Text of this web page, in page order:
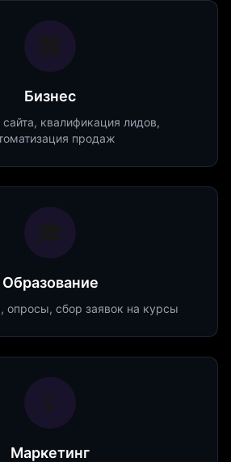
Бизнес
квалификация лидов,
продаж
Образование
опросы, сбор заявок на курсы
Маркетинг